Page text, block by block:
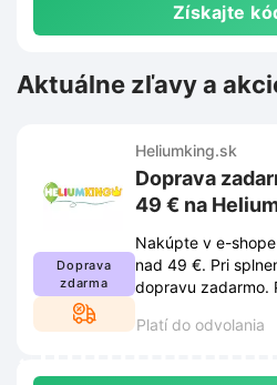
Získajte
Aktuálne zľavy a
Doprava
zdarma
Heliumking.sk
Doprava
49 € na
Nakúpte v e-
nad 49 €. Pri
dopravu zadarmo.
Platí do odvolania